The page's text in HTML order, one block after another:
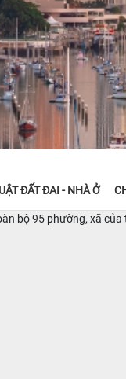
ĐẤT ĐAI - NHÀ Ở